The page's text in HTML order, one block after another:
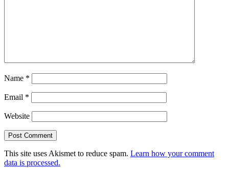
Name *
Email *
Website
This site uses Akismet to reduce spam. Learn how your comment
data is processed.